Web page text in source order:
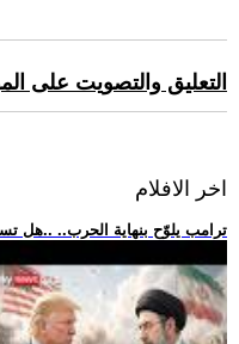
التعليق والتصويت على
اخر الافلام
.. ترامب يلوّح بنهاية الحرب.. ..هل